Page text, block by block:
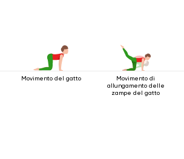
Movimento del gatto
Movimento di
allungamento delle
zampe del gatto